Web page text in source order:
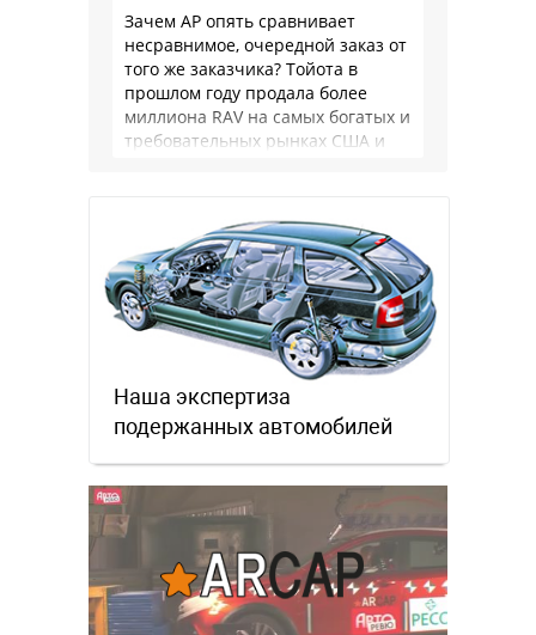
Зачем АР опять сравнивает
несравнимое, очередной заказ от
того же заказчика? Тойота в
прошлом году продала более
миллиона RAV на самых богатых и
требовательных рынках США и
Наша экспертиза
подержанных автомобилей